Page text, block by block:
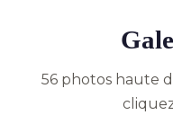
56 photos haute